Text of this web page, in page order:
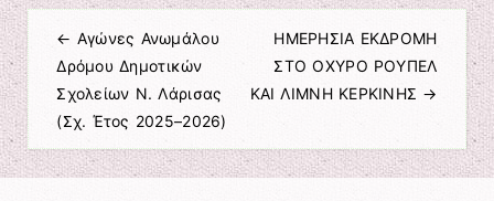
Πλοήγηση άρθρων
← Αγώνες Ανωμάλου
Δρόμου Δημοτικών
Σχολείων Ν. Λάρισας
(Σχ. Έτος 2025–2026)
ΗΜΕΡΗΣΙΑ ΕΚΔΡΟΜΗ
ΣΤΟ ΟΧΥΡΟ ΡΟΥΠΕΛ
ΚΑΙ ΛΙΜΝΗ ΚΕΡΚΙΝΗΣ →